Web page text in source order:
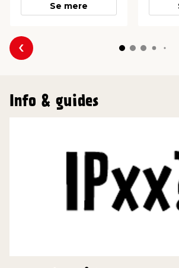
Se mere
Forrige
Info & guides